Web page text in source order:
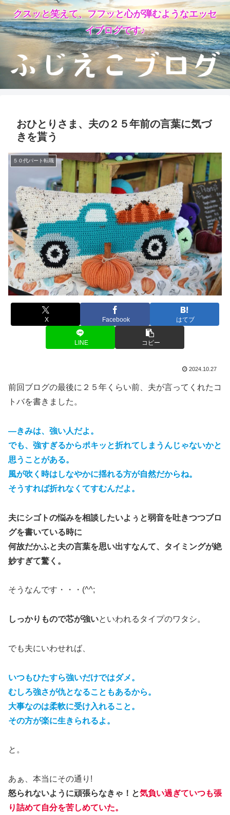
クスッと笑えて、フフッと心が弾むようなエッセ
イブログです♪
おひとりさま、夫の２５年前の言葉に気づ
きを貰う
５０代パート転職
X Facebook はてブ
LINE コピー
2024.10.27
前回ブログの最後に２５年くらい前、夫が言ってくれたコ
トバを書きました。
―きみは、強い人だよ。
でも、強すぎるからポキッと折れてしまうんじゃないかと
思うことがある。
風が吹く時はしなやかに揺れる方が自然だからね。
そうすれば折れなくてすむんだよ。
夫にシゴトの悩みを相談したいよぅと弱音を吐きつつブロ
グを書いている時に
何故だかふと夫の言葉を思い出すなんて、タイミングが絶
妙すぎて驚く。
そうなんです・・・(^^;
しっかりもので芯が強いといわれるタイプのワタシ。
でも夫にいわせれば、
いつもひたすら強いだけではダメ。
むしろ強さが仇となることもあるから。
大事なのは柔軟に受け入れること。
その方が楽に生きられるよ。
と。
あぁ、本当にその通り!
怒られないように頑張らなきゃ！と気負い過ぎていつも張
り詰めて自分を苦しめていた。